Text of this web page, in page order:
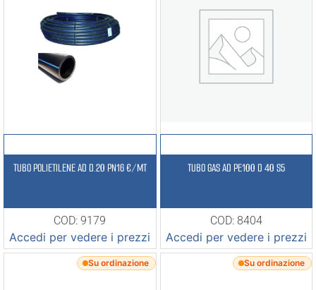
TUBO POLIETILENE AD D.20 PN16 €/MT
COD: 9179
Accedi per vedere i prezzi
TUBO GAS AD PE100 D 40 S5
COD: 8404
Accedi per vedere i prezzi
Su ordinazione Su ordinazione